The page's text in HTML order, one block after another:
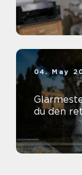
04. May
du den